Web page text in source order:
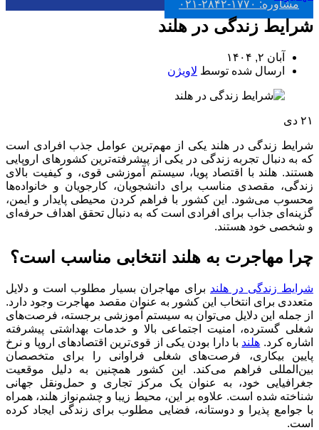
مشاوره: ۱۷۷۰-۲۸۴۲-۰۲۱
شرایط زندگی در هلند
آبان ۲, ۱۴۰۴
ارسال شده توسط لاویژن
۲۱ دی
شرایط زندگی در هلند یکی از مهم‌ترین عوامل جذب افرادی است
که به دنبال تجربه زندگی در یکی از پیشرفته‌ترین کشورهای اروپایی
هستند. هلند با اقتصاد پویا، سیستم آموزشی قوی، و کیفیت بالای
زندگی، مقصدی مناسب برای دانشجویان، کارجویان و خانواده‌ها
محسوب می‌شود. این کشور با فراهم کردن محیطی پایدار و ایمن،
گزینه‌ای جذاب برای افرادی است که به دنبال تحقق اهداف حرفه‌ای
و شخصی خود هستند.
چرا مهاجرت به هلند انتخابی مناسب است؟
شرایط زندگی در هلند برای مهاجران بسیار مطلوب است و دلایل
متعددی برای انتخاب این کشور به عنوان مقصد مهاجرت وجود دارد.
از جمله این دلایل می‌توان به سیستم آموزشی برجسته، فرصت‌های
شغلی گسترده، امنیت اجتماعی بالا و خدمات بهداشتی پیشرفته
اشاره کرد. هلند با دارا بودن یکی از قوی‌ترین اقتصادهای اروپا و نرخ
پایین بیکاری، فرصت‌های شغلی فراوانی را برای متخصصان
بین‌المللی فراهم می‌کند. این کشور همچنین به دلیل موقعیت
جغرافیایی خود، به عنوان یک مرکز تجاری و حمل‌ونقل جهانی
شناخته شده است. علاوه بر این، محیط زیبا و چشم‌نواز هلند، همراه
با جوامع پذیرا و دوستانه، فضایی مطلوب برای زندگی ایجاد کرده
است.